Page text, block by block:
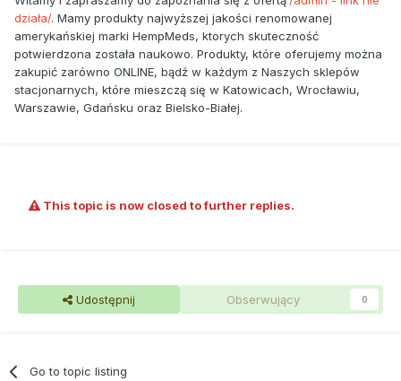
działa/. Mamy produkty najwyższej jakości renomowanej
amerykańskiej marki HempMeds, ktorych skuteczność
potwierdzona została naukowo. Produkty, które oferujemy można
zakupić zarówno ONLINE, bądź w każdym z Naszych sklepów
stacjonarnych, które mieszczą się w Katowicach, Wrocławiu,
Warszawie, Gdańsku oraz Bielsko-Białej.
This topic is now closed to further replies.
Udostępnij Obserwujący 0
Go to topic listing